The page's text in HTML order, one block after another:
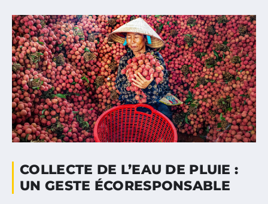
COLLECTE DE L’EAU DE PLUIE :
UN GESTE ÉCORESPONSABLE